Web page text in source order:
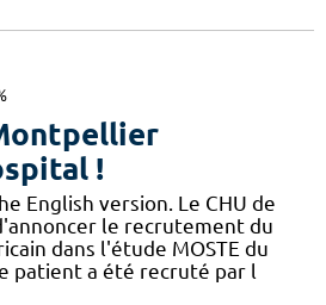
!
English version. Le CHU de
le recrutement du
dans l'étude MOSTE du
patient a été recruté par l